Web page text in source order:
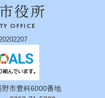
市豊科6000番地